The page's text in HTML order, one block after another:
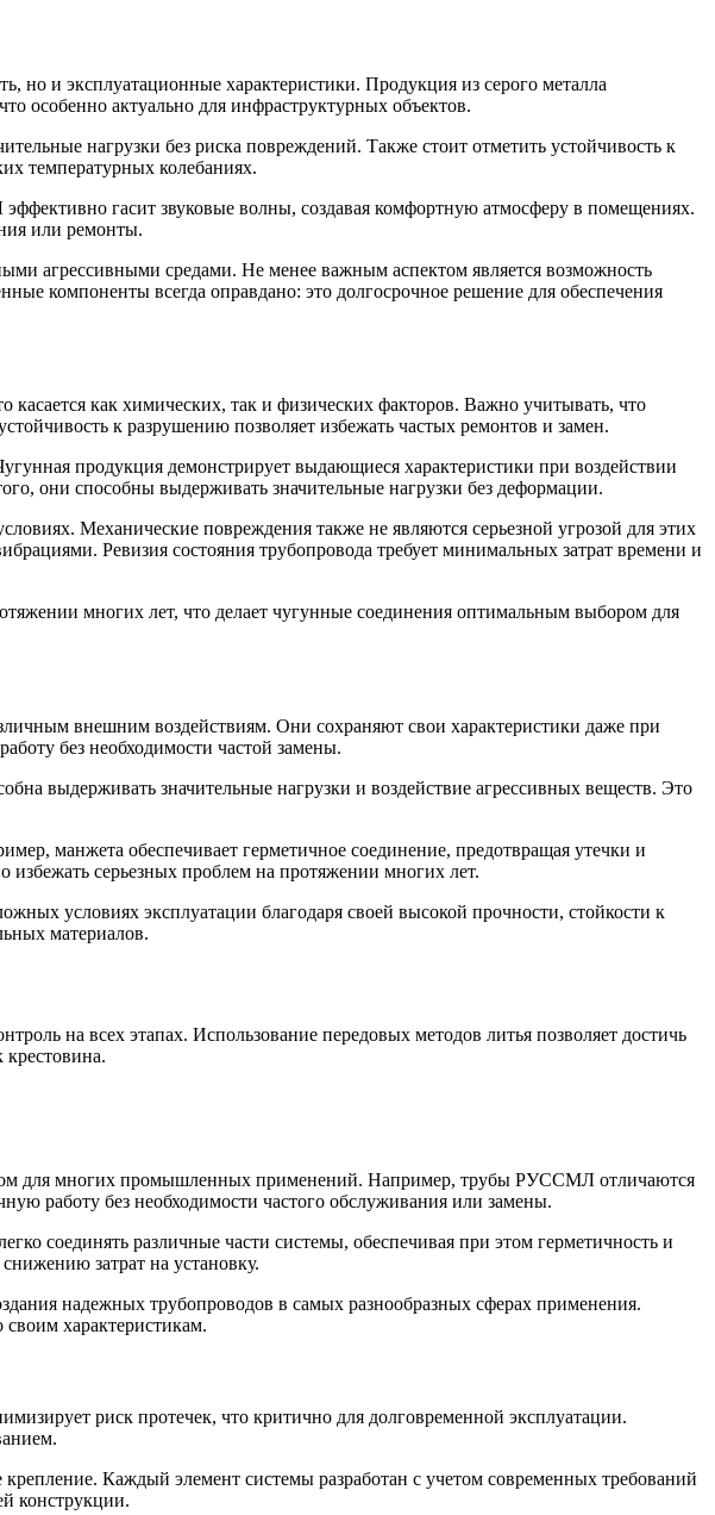
но и эксплуатационные характеристики. Продукция из серого металла
особенно актуально для инфраструктурных объектов.
нагрузки без риска повреждений. Также стоит отметить устойчивость к
температурных колебаниях.
гасит звуковые волны, создавая комфортную атмосферу в помещениях.
или ремонты.
агрессивными средами. Не менее важным аспектом является возможность
компоненты всегда оправдано: это долгосрочное решение для обеспечения
как химических, так и физических факторов. Важно учитывать, что
к разрушению позволяет избежать частых ремонтов и замен.
продукция демонстрирует выдающиеся характеристики при воздействии
они способны выдерживать значительные нагрузки без деформации.
Механические повреждения также не являются серьезной угрозой для этих
Ревизия состояния трубопровода требует минимальных затрат времени и
многих лет, что делает чугунные соединения оптимальным выбором для
внешним воздействиям. Они сохраняют свои характеристики даже при
без необходимости частой замены.
выдерживать значительные нагрузки и воздействие агрессивных веществ. Это
манжета обеспечивает герметичное соединение, предотвращая утечки и
серьезных проблем на протяжении многих лет.
условиях эксплуатации благодаря своей высокой прочности, стойкости к
материалов.
на всех этапах. Использование передовых методов литья позволяет достичь
крестовина.
для многих промышленных применений. Например, трубы РУССМЛ отличаются
работу без необходимости частого обслуживания или замены.
соединять различные части системы, обеспечивая при этом герметичность и
затрат на установку.
надежных трубопроводов в самых разнообразных сферах применения.
характеристикам.
риск протечек, что критично для долговременной эксплуатации.
Каждый элемент системы разработан с учетом современных требований
конструкции.